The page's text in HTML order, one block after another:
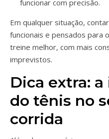
funcionar com precisão.
Em qualquer situação,
funcionais e pensados para
treine melhor, com mais
imprevistos.
Dica extra:
do tênis no
corrida